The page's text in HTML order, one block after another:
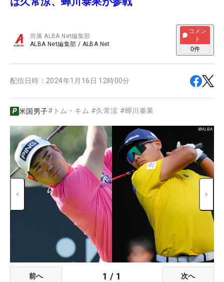
所属ALBA Net編集部
ALBA Net編集部 / ALBA Net
コメン
ト
0件
配信日時： 2024年1月16日 12時00分
米国男子# トム・キム #久常涼 #蟬川泰果
前へ 1 / 1 次へ